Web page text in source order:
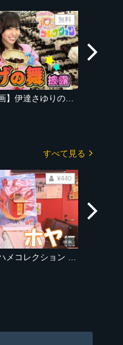
無料
すべて見る
08:45
¥440